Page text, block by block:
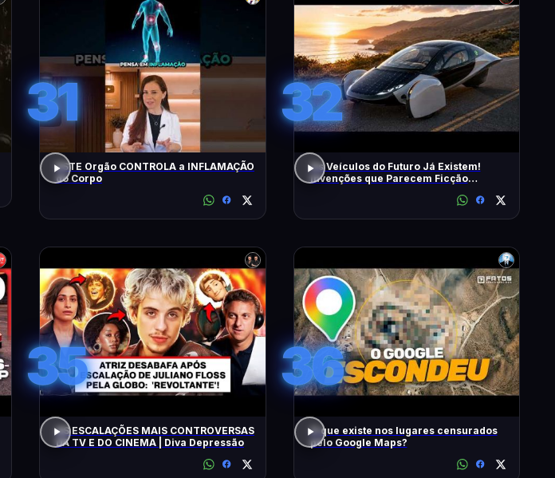
31
ESTE Orgão CONTROLA a INFLAMAÇÃO
do Corpo
32
Os Veículos do Futuro Já Existem!
Invenções que Parecem Ficção
35
AS ESCALAÇÕES MAIS CONTROVERSAS
DA TV E DO CINEMA | Diva Depressão
36
O que existe nos lugares censurados
pelo Google Maps?